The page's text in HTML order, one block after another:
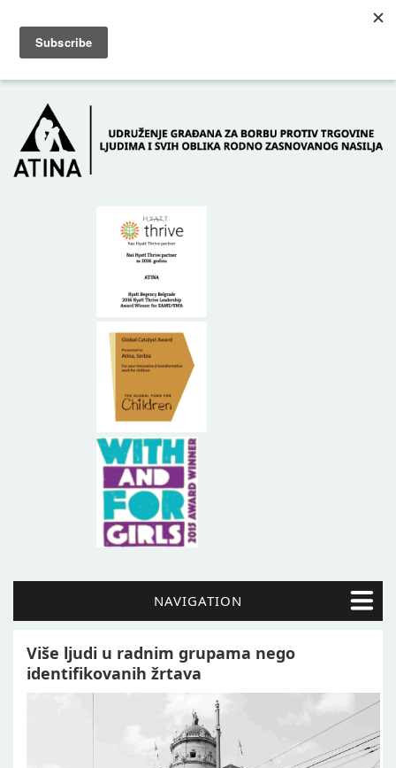
POČETNA O NAMA
NAVIGATION
Više ljudi u radnim grupama nego
identifikovanih žrtava